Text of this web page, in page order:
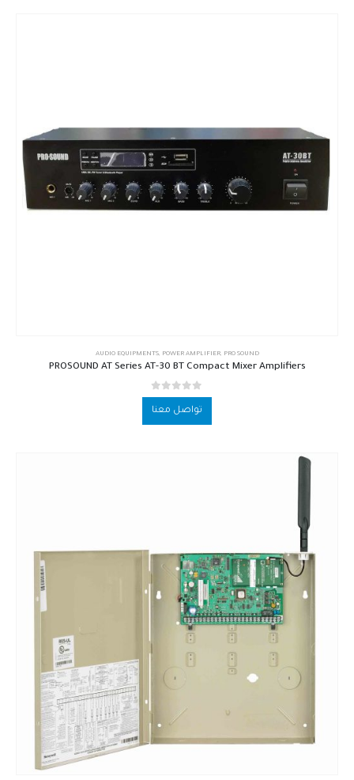
AUDIO EQUIPMENTS, POWER AMPLIFIER, PRO SOUND
PROSOUND AT Series AT-30 BT Compact Mixer Amplifiers
0
out of 5
تواصل معنا